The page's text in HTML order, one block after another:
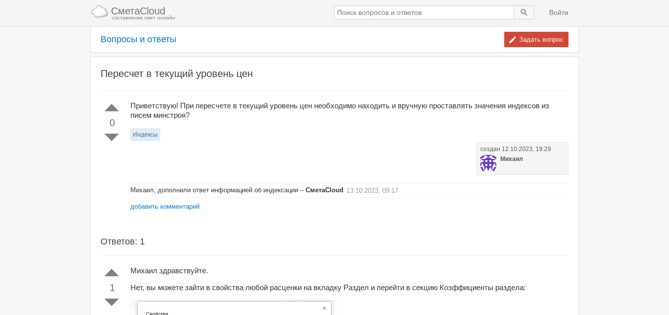
СметаCloud
составление смет онлайн
Войти
Вопросы и ответы Задать вопрос
Пересчет в текущий уровень цен
0
Приветствую! При пересчете в текущий уровень цен необходимо находить и вручную проставлять значения индексов из
писем минстроя?
Индексы
создан 12.10.2023, 19:29
Михаил
Михаил, дополнили ответ информацией об индексации – СметаCloud 13.10.2023, 09:17
добавить комментарий
Ответов: 1
1
Михаил здравствуйте.
Нет, вы можете зайти в свойства любой расценки на вкладку Раздел и перейти в секцию Коэффициенты раздела: